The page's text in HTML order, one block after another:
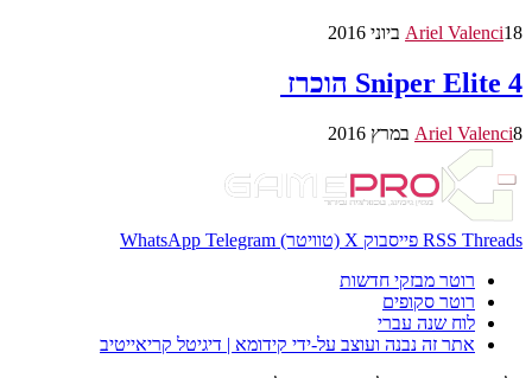
Ariel Valenci18 ביוני 2016
Sniper Elite 4 הוכרז
Ariel Valenci8 במרץ 2016
RSS Threads פייסבוק X (טוויטר) WhatsApp Telegram
רוטר מבזקי חדשות
רוטר סקופים
לוח שנה עברי
אתר זה נבנה ועוצב על-ידי קידומא | דיגיטל קריאייטיב